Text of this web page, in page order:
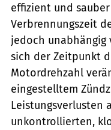
effizient und
Verbrennungszeit
jedoch unabhängig
sich der Zeitpunkt
Motordrehzahl
eingestelltem
Leistungsverlusten
unkontrollierten,